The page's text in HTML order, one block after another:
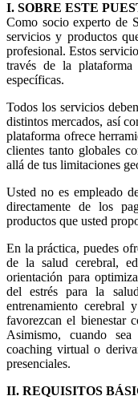
I. SOBRE ESTE
Como socio experto de
servicios y productos
profesional. Estos
través de la plataforma
específicas.
Todos los servicios
distintos mercados, así
plataforma ofrece
clientes tanto globales
allá de tus limitaciones
Usted no es empleado
directamente de los
productos que usted
En la práctica, puedes
de la salud cerebral,
orientación para
del estrés para la
entrenamiento cerebral
favorezcan el bienestar
Asimismo, cuando
coaching virtual o
presenciales.
II. REQUISITOS